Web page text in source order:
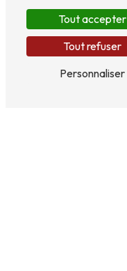
Sausset-les-Pins
Tout accepter
Tout refuser
Personnaliser